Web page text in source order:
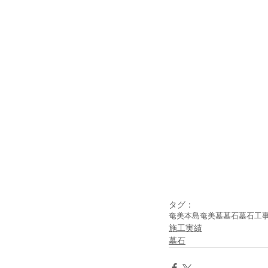
タグ：
奄美本島奄美墓墓石墓石工
施工実績
墓石